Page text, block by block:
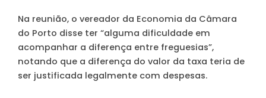
Na reunião, o vereador da Economia da Câmara
do Porto disse ter “alguma dificuldade em
acompanhar a diferença entre freguesias”,
notando que a diferença do valor da taxa teria de
ser justificada legalmente com despesas.